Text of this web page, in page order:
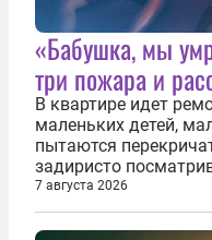
«Бабушка, мы
три пожара и
В квартире идет
маленьких детей,
пытаются
задиристо
им замечание, но
сердится
сверлит противно,
7 августа 2026